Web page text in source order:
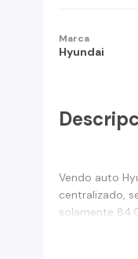
Marca
Hyundai
Vendo auto
centralizado,
solamente